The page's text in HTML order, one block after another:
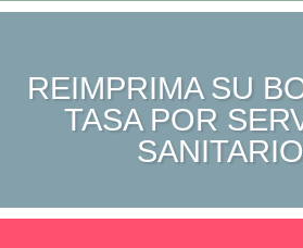
REIMPRIMA SU
TASA POR